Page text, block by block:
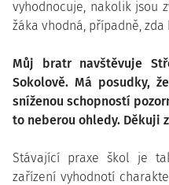
vyhodnocuje, nakolik jsou
žáka vhodná, případně,
Můj bratr navštěvuje
Sokolově. Má posudky,
sníženou schopností
to neberou ohledy. Děkuji
Stávající praxe škol je
zařízení vyhodnotí